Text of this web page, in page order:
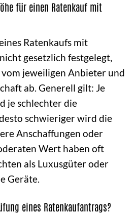
für einen Ratenkauf mit
Ratenkaufs mit
gesetzlich festgelegt,
jeweiligen Anbieter und
ab. Generell gilt: Je
je schlechter die
schwieriger wird die
Anschaffungen oder
Wert haben oft
als Luxusgüter oder
Geräte.
eines Ratenkaufantrags?